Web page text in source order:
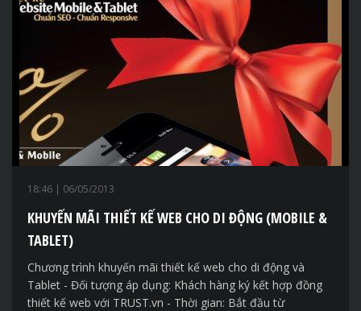
18:46 | 06/05/2013
KHUYẾN MÃI THIẾT KẾ WEB CHO DI ĐỘNG (MOBILE &
TABLET)
Chương trình khuyến mãi thiết kế web cho di động và
Tablet - Đối tượng áp dụng: Khách hàng ký kết hợp đồng
thiết kế web với TRUST.vn - Thời gian: Bắt đầu từ